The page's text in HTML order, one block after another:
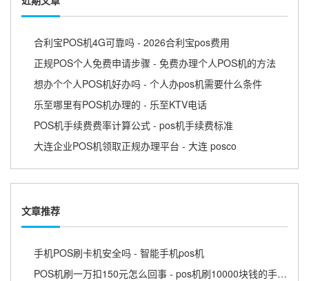
合利宝POS机4G可靠吗 - 2026合利宝pos费用
正规POS个人免费申请步骤 - 免费办理个人POS机的方法
想办个个人POS机好办吗 - 个人办pos机需要什么条件
乐至哪里有POS机办理的 - 乐至KTV电话
POS机手续费费率计算公式 - pos机手续费标准
大连企业POS机领取正规办理平台 - 大连 posco
文章推荐
手机POS刷卡机安全吗 - 智能手机pos机
POS机刷一万扣150元怎么回事 - pos机刷10000块钱的手续费